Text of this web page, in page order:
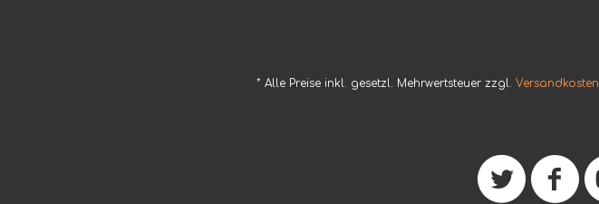
* Alle Preise inkl. gesetzl. Mehrwertsteuer zzgl. Versandkosten